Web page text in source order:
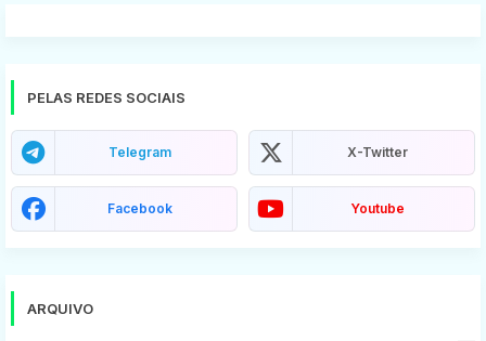
PELAS REDES SOCIAIS
Telegram X-Twitter
Facebook Youtube
ARQUIVO